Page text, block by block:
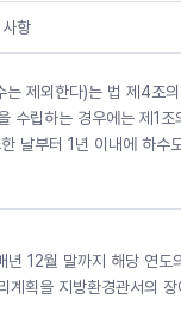
항
는 제외한다)는 법 제4조
수립하는 경우에는 제1조
날부터 1년 이내에 하수
년 12월 말까지 해당 연도
계획을 지방환경관서의 장